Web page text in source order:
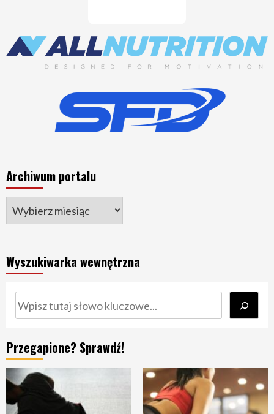
Archiwum portalu
Wyszukiwarka wewnętrzna
Szukaj
Przegapione? Sprawdź!